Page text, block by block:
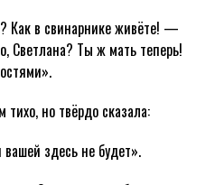
Как в свинарнике живёте! —
Светлана? Ты ж мать теперь!
но твёрдо сказала:
здесь не будет».